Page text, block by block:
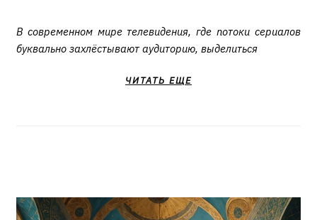
В современном мире телевидения, где потоки сериалов
буквально захлёстывают аудиторию, выделиться
ЧИТАТЬ ЕЩЕ